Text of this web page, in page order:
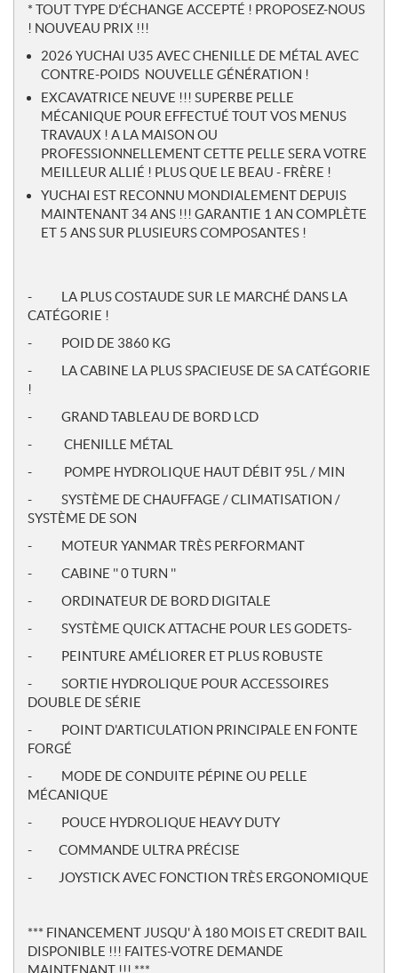
* TOUT TYPE D’ÉCHANGE ACCEPTÉ ! PROPOSEZ-NOUS
! NOUVEAU PRIX !!!
2026 YUCHAI U35 AVEC CHENILLE DE MÉTAL AVEC
CONTRE-POIDS NOUVELLE GÉNÉRATION !
EXCAVATRICE NEUVE !!! SUPERBE PELLE
MÉCANIQUE POUR EFFECTUÉ TOUT VOS MENUS
TRAVAUX ! A LA MAISON OU
PROFESSIONNELLEMENT CETTE PELLE SERA VOTRE
MEILLEUR ALLIÉ ! PLUS QUE LE BEAU - FRÈRE !
YUCHAI EST RECONNU MONDIALEMENT DEPUIS
MAINTENANT 34 ANS !!! GARANTIE 1 AN COMPLÈTE
ET 5 ANS SUR PLUSIEURS COMPOSANTES !
- LA PLUS COSTAUDE SUR LE MARCHÉ DANS LA
CATÉGORIE !
- POID DE 3860 KG
- LA CABINE LA PLUS SPACIEUSE DE SA CATÉGORIE
!
- GRAND TABLEAU DE BORD LCD
- CHENILLE MÉTAL
- POMPE HYDROLIQUE HAUT DÉBIT 95L / MIN
- SYSTÈME DE CHAUFFAGE / CLIMATISATION /
SYSTÈME DE SON
- MOTEUR YANMAR TRÈS PERFORMANT
- CABINE '' 0 TURN ''
- ORDINATEUR DE BORD DIGITALE
- SYSTÈME QUICK ATTACHE POUR LES GODETS-
- PEINTURE AMÉLIORER ET PLUS ROBUSTE
- SORTIE HYDROLIQUE POUR ACCESSOIRES
DOUBLE DE SÉRIE
- POINT D'ARTICULATION PRINCIPALE EN FONTE
FORGÉ
- MODE DE CONDUITE PÉPINE OU PELLE
MÉCANIQUE
- POUCE HYDROLIQUE HEAVY DUTY
- COMMANDE ULTRA PRÉCISE
- JOYSTICK AVEC FONCTION TRÈS ERGONOMIQUE
*** FINANCEMENT JUSQU' À 180 MOIS ET CREDIT BAIL
DISPONIBLE !!! FAITES-VOTRE DEMANDE
MAINTENANT !!! ***